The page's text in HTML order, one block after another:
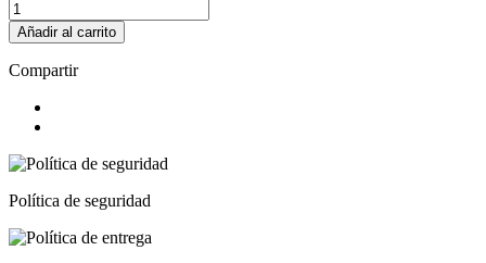
Añadir al carrito
Compartir
Política de seguridad